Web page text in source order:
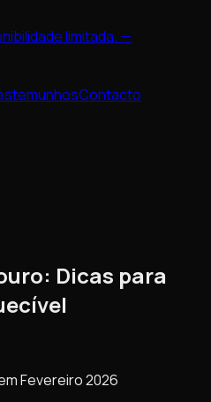
limitada. —
Contacto
Dicas para
Fevereiro 2026